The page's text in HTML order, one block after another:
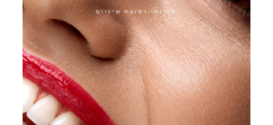
שירותי רפואת שיניים